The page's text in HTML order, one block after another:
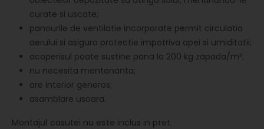
curate si uscate;
panourile de ventilatie incorporate permit circulatia
aerului si asigura protectie impotriva apei si umiditatii;
acoperisul poate sustine pana la 200 kg zapada/m²;
nu necesita mentenanta;
are interior generos;
asamblare usoara.
Montajul casutei nu este inclus in pret.